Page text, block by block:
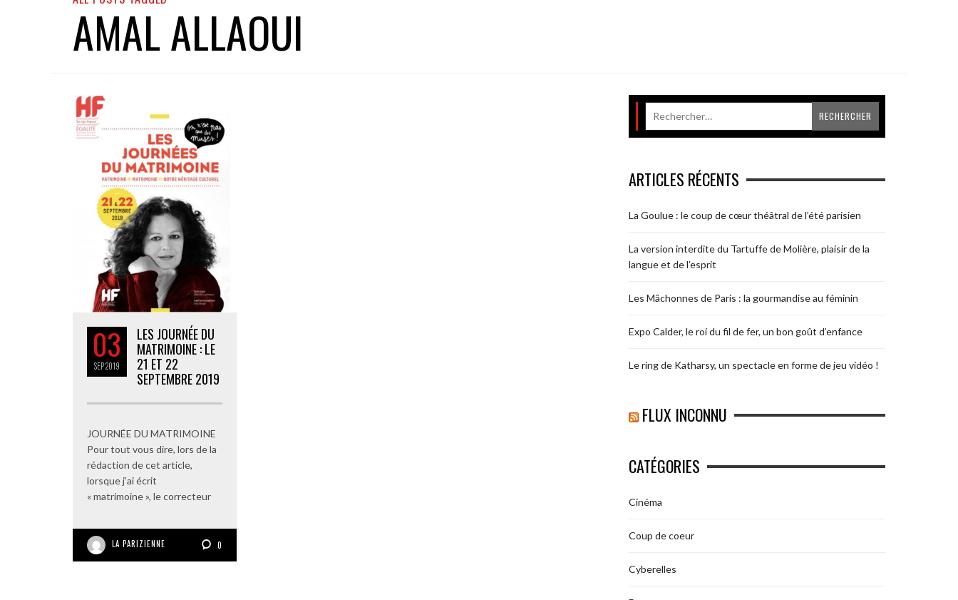
AMAL ALLAOUI
03
SEP2019
LES JOURNÉE DU
MATRIMOINE : LE
21 ET 22
SEPTEMBRE 2019
JOURNÉE DU MATRIMOINE
Pour tout vous dire, lors de la
rédaction de cet article,
lorsque j’ai écrit
« matrimoine », le correcteur
LA PARIZIENNE 0
ARTICLES RÉCENTS
La Goulue : le coup de cœur théâtral de l’été parisien
La version interdite du Tartuffe de Molière, plaisir de la
langue et de l’esprit
Les Mâchonnes de Paris : la gourmandise au féminin
Expo Calder, le roi du fil de fer, un bon goût d’enfance
Le ring de Katharsy, un spectacle en forme de jeu vidéo !
FLUX INCONNU
CATÉGORIES
Cinéma
Coup de coeur
Cyberelles